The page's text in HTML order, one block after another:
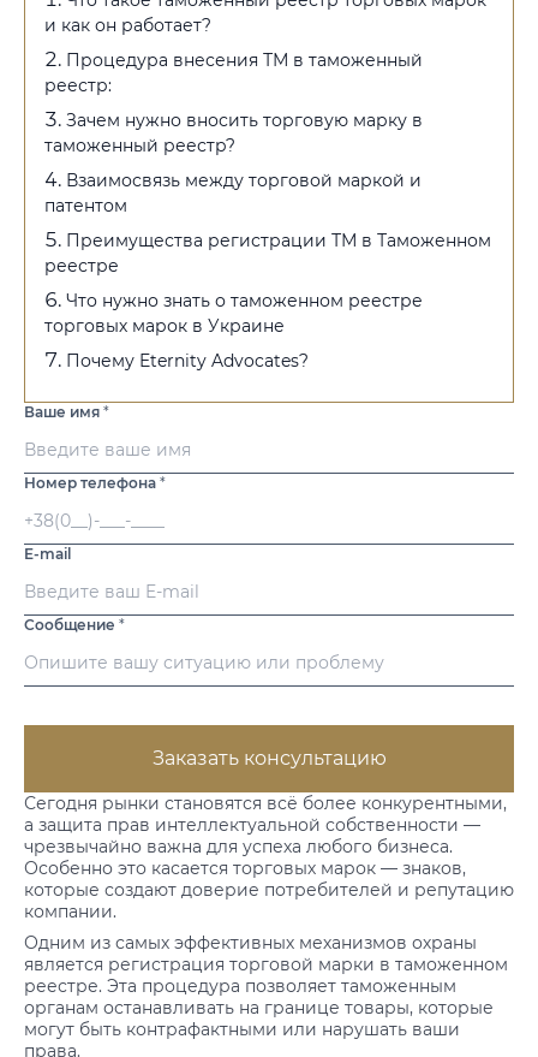
Сегодня рынки становятся всё более конкурентными,
а защита прав интеллектуальной собственности —
чрезвычайно важна для успеха любого бизнеса.
Особенно это касается торговых марок — знаков,
которые создают доверие потребителей и репутацию
компании.
Одним из самых эффективных механизмов охраны
является регистрация торговой марки в таможенном
реестре. Эта процедура позволяет таможенным
органам останавливать на границе товары, которые
могут быть контрафактными или нарушать ваши
права.
и как он работает?
Процедура внесения ТМ в таможенный
реестр:
Зачем нужно вносить торговую марку в
таможенный реестр?
Взаимосвязь между торговой маркой и
патентом
Преимущества регистрации ТМ в Таможенном
реестре
Что нужно знать о таможенном реестре
торговых марок в Украине
Почему Eternity Advocates?
Ваше имя *
Номер телефона *
E-mail
Сообщение *
Заказать консультацию